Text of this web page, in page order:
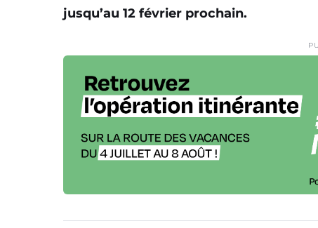
jusqu’au 12 février prochain.